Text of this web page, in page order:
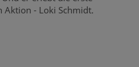
Aktion - Loki Schmidt.